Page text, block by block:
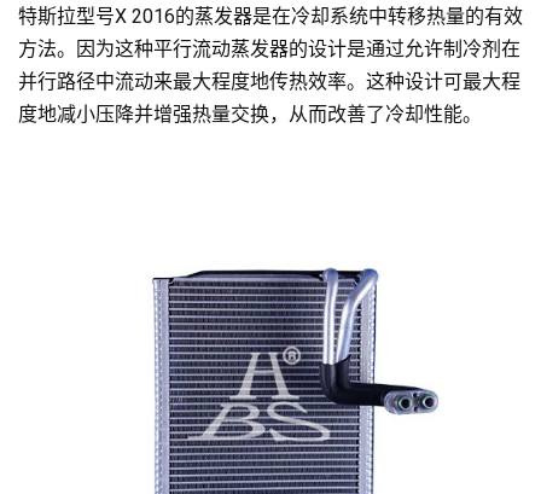
特斯拉型号X 2016的蒸发器是在冷却系统中转移热量的有效
方法。因为这种平行流动蒸发器的设计是通过允许制冷剂在
并行路径中流动来最大程度地传热效率。这种设计可最大程
度地减小压降并增强热量交换，从而改善了冷却性能。